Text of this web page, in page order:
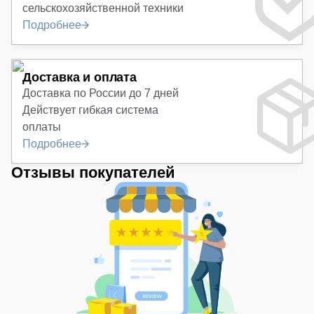
сельскохозяйственной техники
Подробнее
Доставка и оплата
Доставка по России до 7 дней
Действует гибкая система
оплаты
Подробнее
Отзывы покупателей